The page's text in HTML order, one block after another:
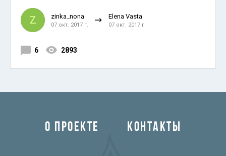
Z zinka_nona
07 окт. 2017 г.
Elena Vasta
07 окт. 2017 г.
6 2893
О ПРОЕКТЕ КОНТАКТЫ